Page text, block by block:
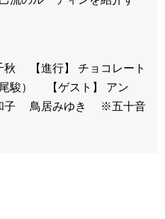
秋 【進行】 チョコレート
尾駿） 【ゲスト】 アン
子 鳥居みゆき ※五十音